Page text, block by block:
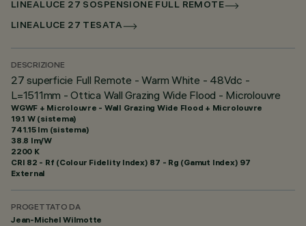
LINEALUCE 27 SOSPENSIONE FULL REMOTE
LINEALUCE 27 TESATA
DESCRIZIONE
27 superficie Full Remote - Warm White - 48Vdc -
L=1511mm - Ottica Wall Grazing Wide Flood - Microlouvre
WGWF + Microlouvre - Wall Grazing Wide Flood + Microlouvre
19.1 W (sistema)
741.15 lm (sistema)
38.8 lm/W
2200 K
CRI 82 - Rf (Colour Fidelity Index) 87 - Rg (Gamut Index) 97
External
PROGETTATO DA
Jean-Michel Wilmotte